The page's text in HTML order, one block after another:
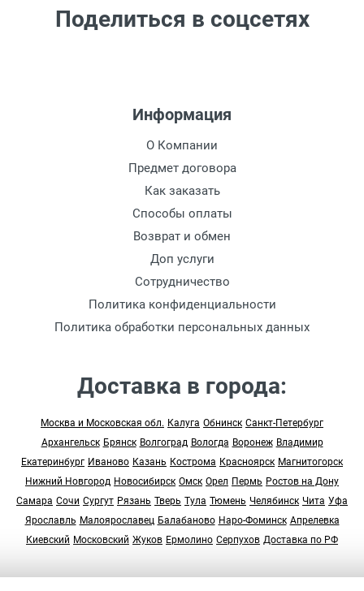
Поделиться в соцсетях
Информация
О Компании
Предмет договора
Как заказать
Способы оплаты
Возврат и обмен
Доп услуги
Сотрудничество
Политика конфиденциальности
Политика обработки персональных данных
Доставка в города:
Москва и Московская обл. Калуга Обнинск Санкт-Петербург
Архангельск Брянск Волгоград Вологда Воронеж Владимир
Екатеринбург Иваново Казань Кострома Красноярск Магнитогорск
Нижний Новгород Новосибирск Омск Орел Пермь Ростов на Дону
Самара Сочи Сургут Рязань Тверь Тула Тюмень Челябинск Чита Уфа
Ярославль Малоярославец Балабаново Наро-Фоминск Апрелевка
Киевский Московский Жуков Ермолино Серпухов Доставка по РФ